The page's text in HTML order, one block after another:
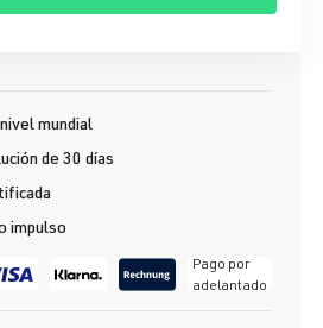
mundial
de 30 días
impulso
Pago por
adelantado